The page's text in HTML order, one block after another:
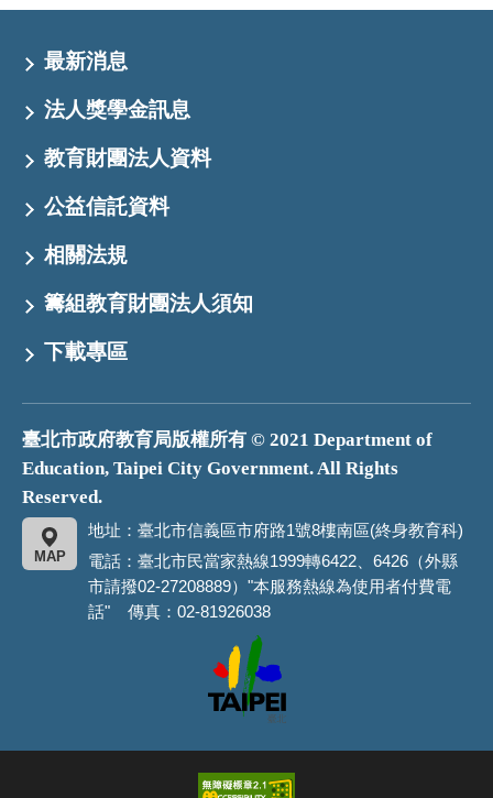
最新消息
法人獎學金訊息
教育財團法人資料
公益信託資料
相關法規
籌組教育財團法人須知
下載專區
臺北市政府教育局版權所有 © 2021 Department of
Education, Taipei City Government. All Rights
Reserved.
地址：臺北市信義區市府路1號8樓南區(終身教育科)
MAP
電話：臺北市民當家熱線1999轉6422、6426（外縣
市請撥02-27208889）"本服務熱線為使用者付費電
話" 傳真：02-81926038
市
政